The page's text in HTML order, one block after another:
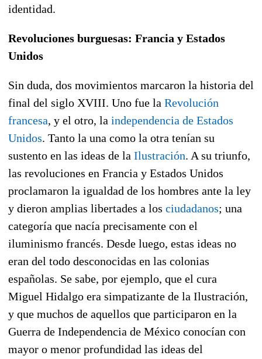
identidad.
Revoluciones burguesas: Francia y Estados
Unidos
Sin duda, dos movimientos marcaron la historia del
final del siglo XVIII. Uno fue la Revolución
francesa, y el otro, la independencia de Estados
Unidos. Tanto la una como la otra tenían su
sustento en las ideas de la Ilustración. A su triunfo,
las revoluciones en Francia y Estados Unidos
proclamaron la igualdad de los hombres ante la ley
y dieron amplias libertades a los ciudadanos; una
categoría que nacía precisamente con el
iluminismo francés. Desde luego, estas ideas no
eran del todo desconocidas en las colonias
españolas. Se sabe, por ejemplo, que el cura
Miguel Hidalgo era simpatizante de la Ilustración,
y que muchos de aquellos que participaron en la
Guerra de Independencia de México conocían con
mayor o menor profundidad las ideas del